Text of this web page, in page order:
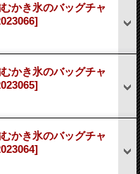
かき氷のバッグチャ
かき氷のバッグチャ
かき氷のバッグチャ